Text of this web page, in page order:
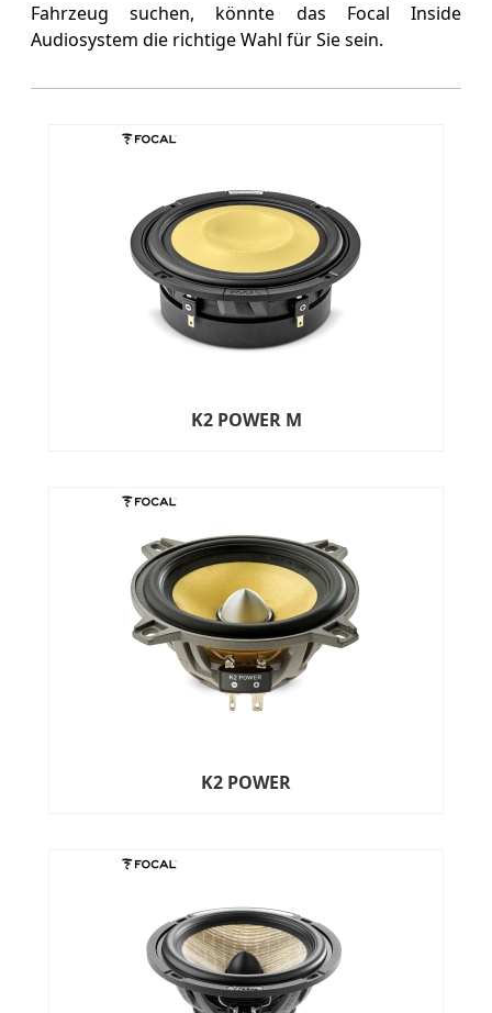
Fahrzeug suchen, könnte das Focal Inside
Audiosystem die richtige Wahl für Sie sein.
K2 POWER M
K2 POWER